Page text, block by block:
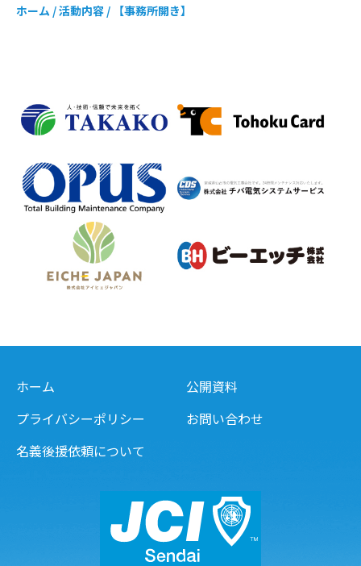
ホーム /活動内容 / 【事務所開き】
ホーム
プライバシーポリシー
名義後援依頼について
公開資料
お問い合わせ